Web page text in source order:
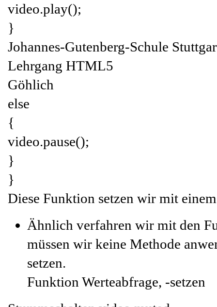
video.play();
}
Johannes-Gutenberg-Schule
Lehrgang HTML5
Göhlich
else
{
video.pause();
}
}
Diese Funktion setzen wir mit
Ähnlich verfahren wir mit den
müssen wir keine Methode
setzen.
Funktion Werteabfrage, -setzen